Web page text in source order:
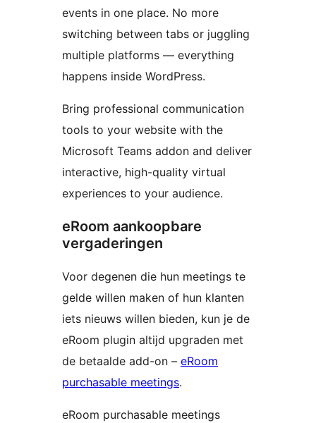
events in one place. No more
switching between tabs or juggling
multiple platforms — everything
happens inside WordPress.
Bring professional communication
tools to your website with the
Microsoft Teams addon and deliver
interactive, high-quality virtual
experiences to your audience.
eRoom aankoopbare
vergaderingen
Voor degenen die hun meetings te
gelde willen maken of hun klanten
iets nieuws willen bieden, kun je de
eRoom plugin altijd upgraden met
de betaalde add-on – eRoom
purchasable meetings.
eRoom purchasable meetings